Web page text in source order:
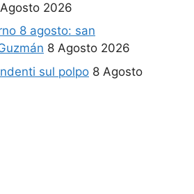
2026
8 agosto: san
8 Agosto 2026
sul polpo 8 Agosto